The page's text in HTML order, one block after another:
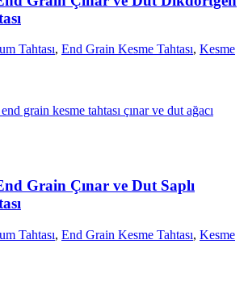
Tahtası, End Grain Kesme Tahtası, Kesme
Grain Çınar ve Dut Saplı
Tahtası, End Grain Kesme Tahtası, Kesme